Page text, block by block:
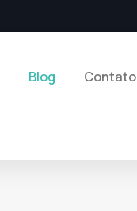
Blog Contato